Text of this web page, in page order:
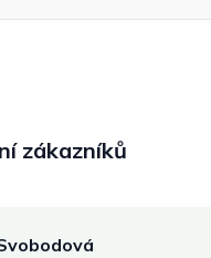
zákazníků